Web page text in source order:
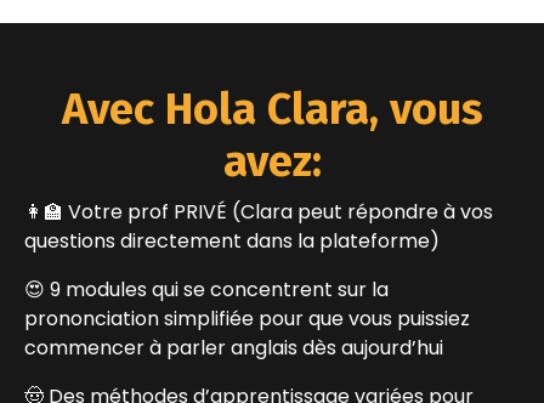
Avec Hola Clara, vous
avez:
👩‍🏫 Votre prof PRIVÉ (Clara peut répondre à vos
questions directement dans la plateforme)
😍 9 modules qui se concentrent sur la
prononciation simplifiée pour que vous puissiez
commencer à parler anglais dès aujourd’hui
🤠 Des méthodes d’apprentissage variées pour